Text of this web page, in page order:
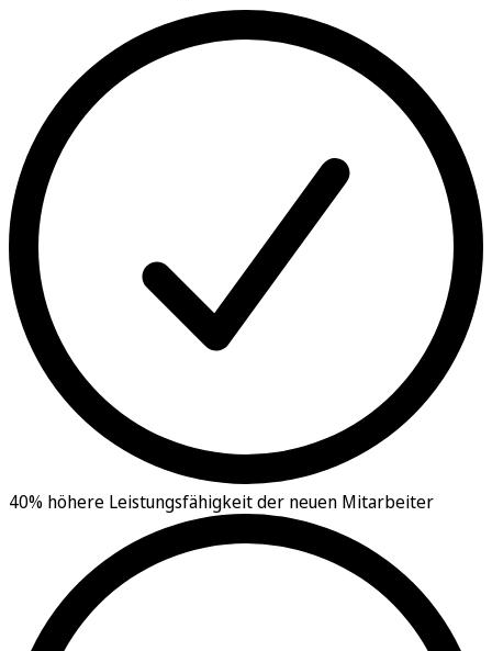
40% höhere Leistungsfähigkeit der neuen Mitarbeiter